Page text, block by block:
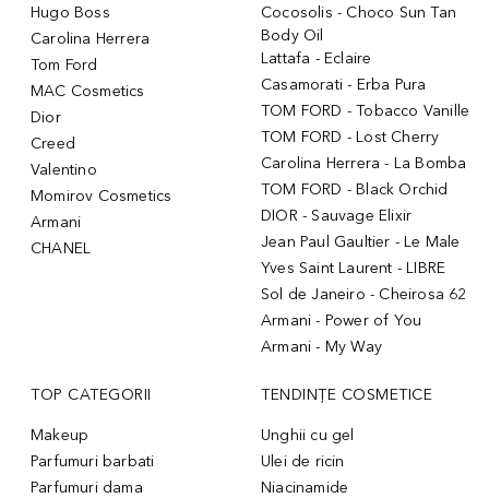
Hugo Boss
Carolina Herrera
Tom Ford
MAC Cosmetics
Dior
Creed
Valentino
Momirov Cosmetics
Armani
CHANEL
Cocosolis - Choco Sun Tan
Body Oil
Lattafa - Eclaire
Casamorati - Erba Pura
TOM FORD - Tobacco Vanille
TOM FORD - Lost Cherry
Carolina Herrera - La Bomba
TOM FORD - Black Orchid
DIOR - Sauvage Elixir
Jean Paul Gaultier - Le Male
Yves Saint Laurent - LIBRE
Sol de Janeiro - Cheirosa 62
Armani - Power of You
Armani - My Way
TOP CATEGORII
Makeup
Parfumuri barbati
Parfumuri dama
TENDINȚE COSMETICE
Unghii cu gel
Ulei de ricin
Niacinamide